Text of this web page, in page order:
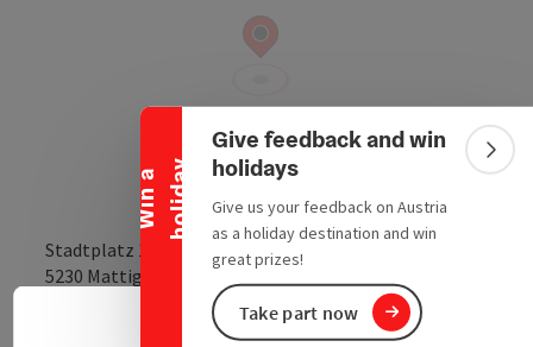
W
i
n
a
h
o
l
i
d
a y
Collapse banner
Give feedback and win
holidays
Give us your feedback on Austria
as a holiday destination and win
great prizes!
Take part now
Stadtplatz 1
5230 Mattighofen